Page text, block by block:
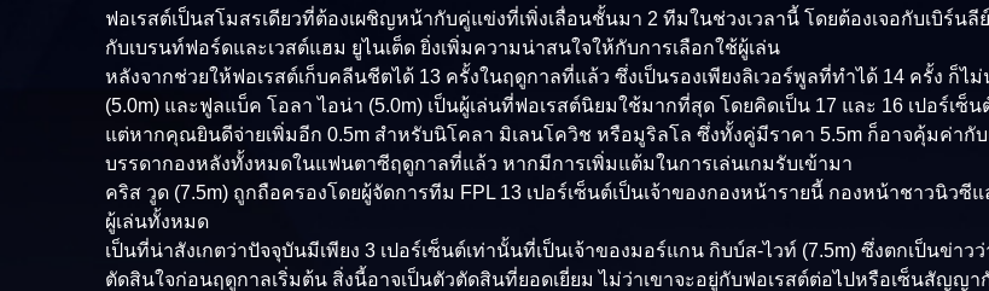
ฟอเรสต์เป็นสโมสรเดียวที่ต้องเผชิญหน้ากับคู่แข่งที่เพิ่งเลื่อนชั้นมา 2 ทีมในช่วงเวลานี้ โดยต้องเจอกับเบิร์
กับเบรนท์ฟอร์ดและเวสต์แฮม ยูไนเต็ด ยิ่งเพิ่มความน่าสนใจให้กับการเลือกใช้ผู้เล่น
หลังจากช่วยให้ฟอเรสต์เก็บคลีนชีตได้ 13 ครั้งในฤดูกาลที่แล้ว ซึ่งเป็นรองเพียงลิเวอร์พูลที่ทำได้ 14 ครั้ง ก็
(5.0m) และฟูลแบ็ค โอลา ไอน่า (5.0m) เป็นผู้เล่นที่ฟอเรสต์นิยมใช้มากที่สุด โดยคิดเป็น 17 และ 16 เปอร์เซ็
แต่หากคุณยินดีจ่ายเพิ่มอีก 0.5m สำหรับนิโคลา มิเลนโควิช หรือมูริลโล ซึ่งทั้งคู่มีราคา 5.5m ก็อาจคุ้มค่ากั
บรรดากองหลังทั้งหมดในแฟนตาซีฤดูกาลที่แล้ว หากมีการเพิ่มแต้มในการเล่นเกมรับเข้ามา
คริส วูด (7.5m) ถูกถือครองโดยผู้จัดการทีม FPL 13 เปอร์เซ็นต์เป็นเจ้าของกองหน้ารายนี้ กองหน้าชาวนิ
ผู้เล่นทั้งหมด
เป็นที่น่าสังเกตว่าปัจจุบันมีเพียง 3 เปอร์เซ็นต์เท่านั้นที่เป็นเจ้าของมอร์แกน กิบบ์ส-ไวท์ (7.5m) ซึ่งตกเป็นข่า
ตัดสินใจก่อนฤดูกาลเริ่มต้น สิ่งนี้อาจเป็นตัวตัดสินที่ยอดเยี่ยม ไม่ว่าเขาจะอยู่กับฟอเรสต์ต่อไปหรือเซ็นสัญญา